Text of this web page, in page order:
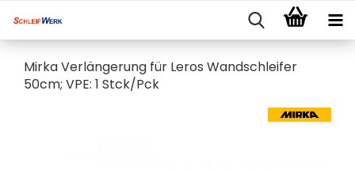
Mirka Verlängerung für Leros Wandschleifer
50cm; VPE: 1 Stck/Pck